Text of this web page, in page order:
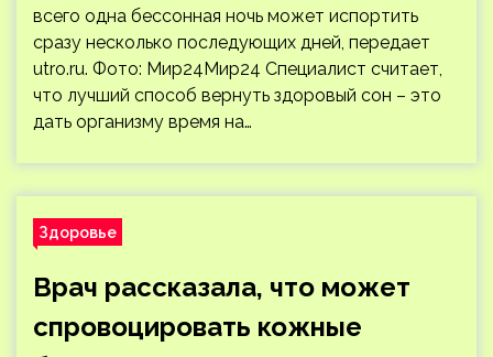
всего одна бессонная ночь может испортить
сразу несколько последующих дней, передает
utro.ru. Фото: Мир24Мир24 Специалист считает,
что лучший способ вернуть здоровый сон – это
дать организму время на…
Здоровье
Врач рассказала, что может
спровоцировать кожные